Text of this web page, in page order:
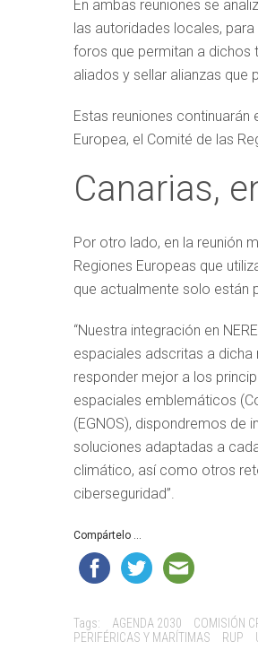
En ambas reuniones se
las autoridades locales,
foros que permitan a dichos
aliados y sellar alianzas que
Estas reuniones
Europea, el Comité de las
Canarias,
Por otro lado, en la reunión
Regiones Europeas que
que actualmente solo están
“Nuestra integración en
espaciales adscritas a
responder mejor a los
espaciales emblemáticos
(EGNOS), dispondremos
soluciones adaptadas a
climático, así como otros
ciberseguridad”.
Compártelo ...
Tags: AGENDA 2030 COMISIÓN
PERIFÉRICAS Y MARÍTIMAS
RUP